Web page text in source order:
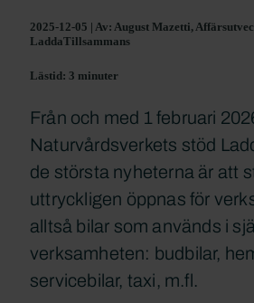
2025-12-05 | Av: August Mazetti,
LaddaTillsammans
Lästid: 3 minuter
Från och med 1 februari
Naturvårdsverkets stöd
de största nyheterna är att
uttryckligen öppnas för
alltså bilar som används i
verksamheten: budbilar,
servicebilar, taxi, m.fl.